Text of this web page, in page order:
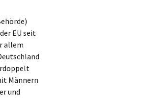
EU seit
allem
Männern
und